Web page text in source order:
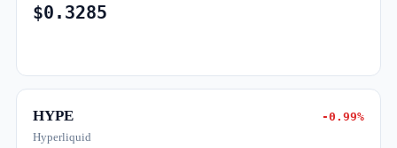
$0.3285
HYPE -0.99%
Hyperliquid